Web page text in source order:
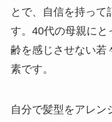
とで、自信を持って
す。40代の母親に
齢を感じさせない若
素です。
自分で髪型をアレン